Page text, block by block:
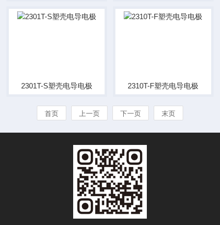
2301T-S塑壳电导电极 2310T-F塑壳电导电极
首页 上一页 下一页 末页